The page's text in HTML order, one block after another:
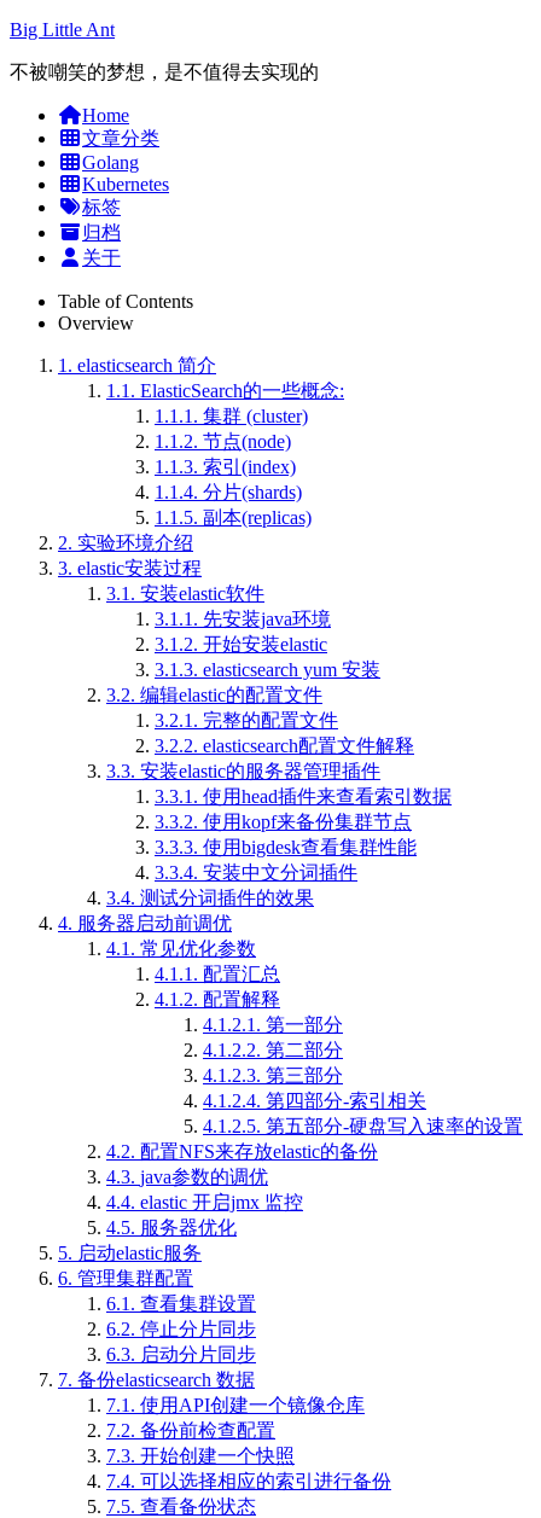
Big Little Ant
不被嘲笑的梦想，是不值得去实现的
Home
文章分类
Golang
Kubernetes
标签
归档
关于
Table of Contents
Overview
1. elasticsearch 简介
1.1. ElasticSearch的一些概念:
1.1.1. 集群 (cluster)
1.1.2. 节点(node)
1.1.3. 索引(index)
1.1.4. 分片(shards)
1.1.5. 副本(replicas)
2. 实验环境介绍
3. elastic安装过程
3.1. 安装elastic软件
3.1.1. 先安装java环境
3.1.2. 开始安装elastic
3.1.3. elasticsearch yum 安装
3.2. 编辑elastic的配置文件
3.2.1. 完整的配置文件
3.2.2. elasticsearch配置文件解释
3.3. 安装elastic的服务器管理插件
3.3.1. 使用head插件来查看索引数据
3.3.2. 使用kopf来备份集群节点
3.3.3. 使用bigdesk查看集群性能
3.3.4. 安装中文分词插件
3.4. 测试分词插件的效果
4. 服务器启动前调优
4.1. 常见优化参数
4.1.1. 配置汇总
4.1.2. 配置解释
4.1.2.1. 第一部分
4.1.2.2. 第二部分
4.1.2.3. 第三部分
4.1.2.4. 第四部分-索引相关
4.1.2.5. 第五部分-硬盘写入速率的设置
4.2. 配置NFS来存放elastic的备份
4.3. java参数的调优
4.4. elastic 开启jmx 监控
4.5. 服务器优化
5. 启动elastic服务
6. 管理集群配置
6.1. 查看集群设置
6.2. 停止分片同步
6.3. 启动分片同步
7. 备份elasticsearch 数据
7.1. 使用API创建一个镜像仓库
7.2. 备份前检查配置
7.3. 开始创建一个快照
7.4. 可以选择相应的索引进行备份
7.5. 查看备份状态